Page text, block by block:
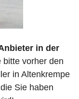
in der
bitte vorher den
in Altenkrempe
Sie haben